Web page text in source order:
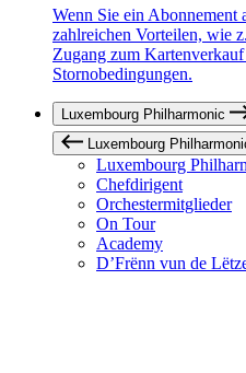
Wenn Sie ein Abonnement
zahlreichen Vorteilen, wie
Zugang zum
Stornobedingungen.
Luxembourg Philharmonic
Luxembourg
Luxembourg
Chefdirigent
Orchestermitglieder
On Tour
Academy
D’Frënn vun de